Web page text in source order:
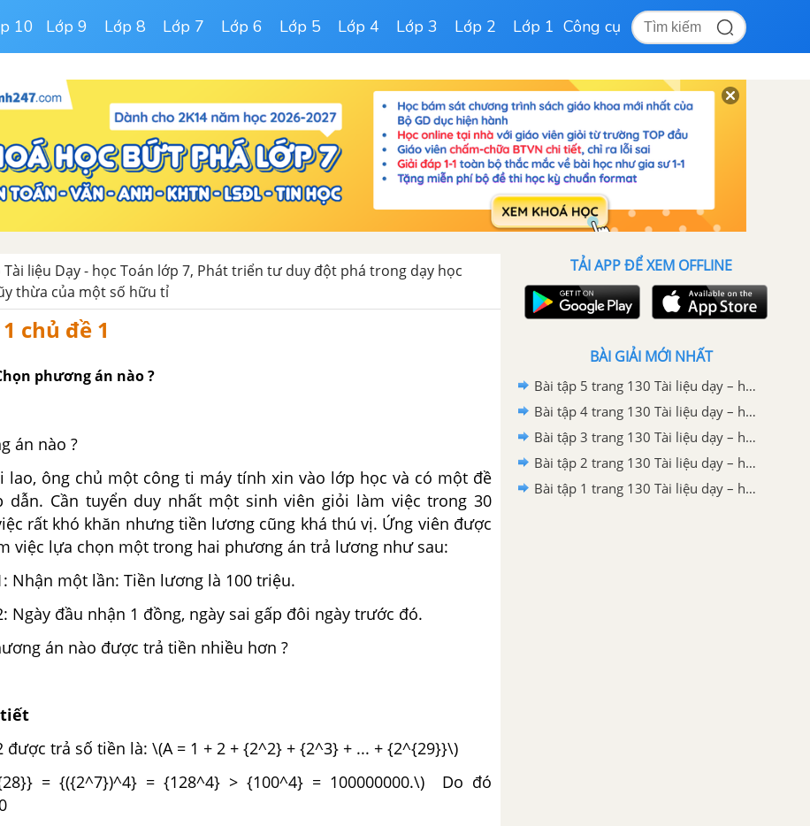
10 Lớp 9 Lớp 8 Lớp 7 Lớp 6 Lớp 5 Lớp 4 Lớp 3 Lớp 2 Lớp 1 Công cụ
Tài liệu Dạy - học Toán lớp 7, Phát triển tư duy đột phá trong dạy học
thừa của một số hữu tỉ
chủ đề 1
phương án nào ?
án nào ?
lao, ông chủ một công ti máy tính xin vào lớp học và có một đề
dẫn. Cần tuyển duy nhất một sinh viên giỏi làm việc trong 30
rất khó khăn nhưng tiền lương cũng khá thú vị. Ứng viên được
việc lựa chọn một trong hai phương án trả lương như sau:
Nhận một lần: Tiền lương là 100 triệu.
Ngày đầu nhận 1 đồng, ngày sai gấp đôi ngày trước đó.
án nào được trả tiền nhiều hơn ?
tiết
được trả số tiền là: \(A = 1 + 2 + {2^2} + {2^3} + ... + {2^{29}}\)
= {({2^7})^4} = {128^4} > {100^4} = 100000000.\) Do đó
TẢI APP ĐỂ XEM OFFLINE
BÀI GIẢI MỚI NHẤT
Bài tập 5 trang 130 Tài liệu dạy – học Toán 7 tập 2 - Hình học
Bài tập 4 trang 130 Tài liệu dạy – học Toán 7 tập 2 - Hình học
Bài tập 3 trang 130 Tài liệu dạy – học Toán 7 tập 2 - Hình học
Bài tập 2 trang 130 Tài liệu dạy – học Toán 7 tập 2
Bài tập 1 trang 130 Tài liệu dạy – học Toán 7 tập 2